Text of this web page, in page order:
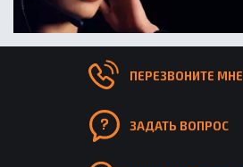
ПЕРЕЗВОНИТЕ МНЕ
ЗАДАТЬ ВОПРОС